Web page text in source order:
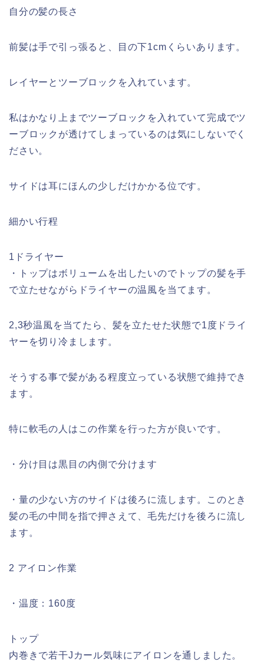
自分の髪の長さ
前髪は手で引っ張ると、目の下1cmくらいあります。
レイヤーとツーブロックを入れています。
私はかなり上までツーブロックを入れていて完成でツ
ーブロックが透けてしまっているのは気にしないでく
ださい。
サイドは耳にほんの少しだけかかる位です。
細かい行程
1ドライヤー
・トップはボリュームを出したいのでトップの髪を手
で立たせながらドライヤーの温風を当てます。
2,3秒温風を当てたら、髪を立たせた状態で1度ドライ
ヤーを切り冷まします。
そうする事で髪がある程度立っている状態で維持でき
ます。
特に軟毛の人はこの作業を行った方が良いです。
・分け目は黒目の内側で分けます
・量の少ない方のサイドは後ろに流します。このとき
髪の毛の中間を指で押さえて、毛先だけを後ろに流し
ます。
2 アイロン作業
・温度：160度
トップ
内巻きで若干Jカール気味にアイロンを通しました。